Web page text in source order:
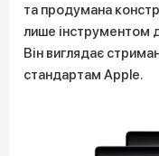
та продумана
лише інструментом
Він виглядає
стандартам Apple.